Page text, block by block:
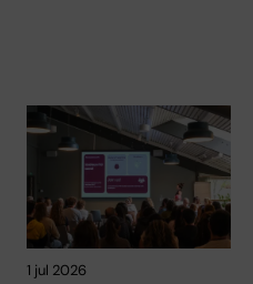
1 jul 2026